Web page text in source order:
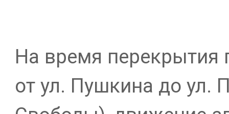
На время перекрытия
от ул. Пушкина до ул.